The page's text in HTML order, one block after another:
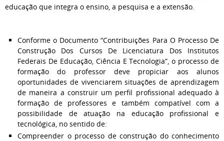
educação que integra o ensino, a pesquisa e a extensão.
Conforme o Documento “Contribuições Para O Processo De
Construção Dos Cursos De Licenciatura Dos Institutos
Federais De Educação, Ciência E Tecnologia”, o processo de
formação do professor deve propiciar aos alunos
oportunidades de vivenciarem situações de aprendizagem
de maneira a construir um perfil profissional adequado à
formação de professores e também compatível com a
possibilidade de atuação na educação profissional e
tecnológica, no sentido de:
Compreender o processo de construção do conhecimento